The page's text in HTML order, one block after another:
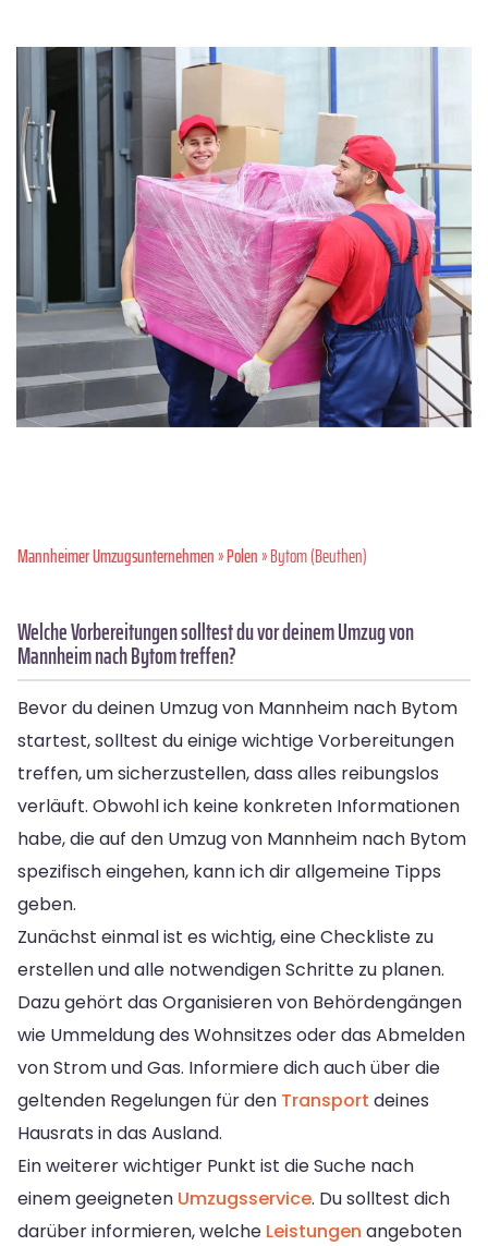
Mannheimer Umzugsunternehmen»Polen» Bytom (Beuthen)
Welche Vorbereitungen solltest du vor deinem Umzug von
Mannheim nach Bytom treffen?
Bevor du deinen Umzug von Mannheim nach Bytom
startest, solltest du einige wichtige Vorbereitungen
treffen, um sicherzustellen, dass alles reibungslos
verläuft. Obwohl ich keine konkreten Informationen
habe, die auf den Umzug von Mannheim nach Bytom
spezifisch eingehen, kann ich dir allgemeine Tipps
geben.
Zunächst einmal ist es wichtig, eine Checkliste zu
erstellen und alle notwendigen Schritte zu planen.
Dazu gehört das Organisieren von Behördengängen
wie Ummeldung des Wohnsitzes oder das Abmelden
von Strom und Gas. Informiere dich auch über die
geltenden Regelungen für den Transport deines
Hausrats in das Ausland.
Ein weiterer wichtiger Punkt ist die Suche nach
einem geeigneten Umzugsservice. Du solltest dich
darüber informieren, welche Leistungen angeboten